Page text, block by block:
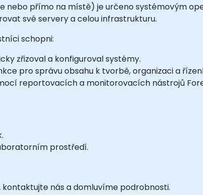
nebo přímo na místě) je určeno systémovým
své servery a celou infrastrukturu.
schopni:
zřizoval a konfiguroval systémy.
pro správu obsahu k tvorbě, organizaci a
reportovacích a monitorovacích nástrojů
prostředí.
nás a domluvíme podrobnosti.